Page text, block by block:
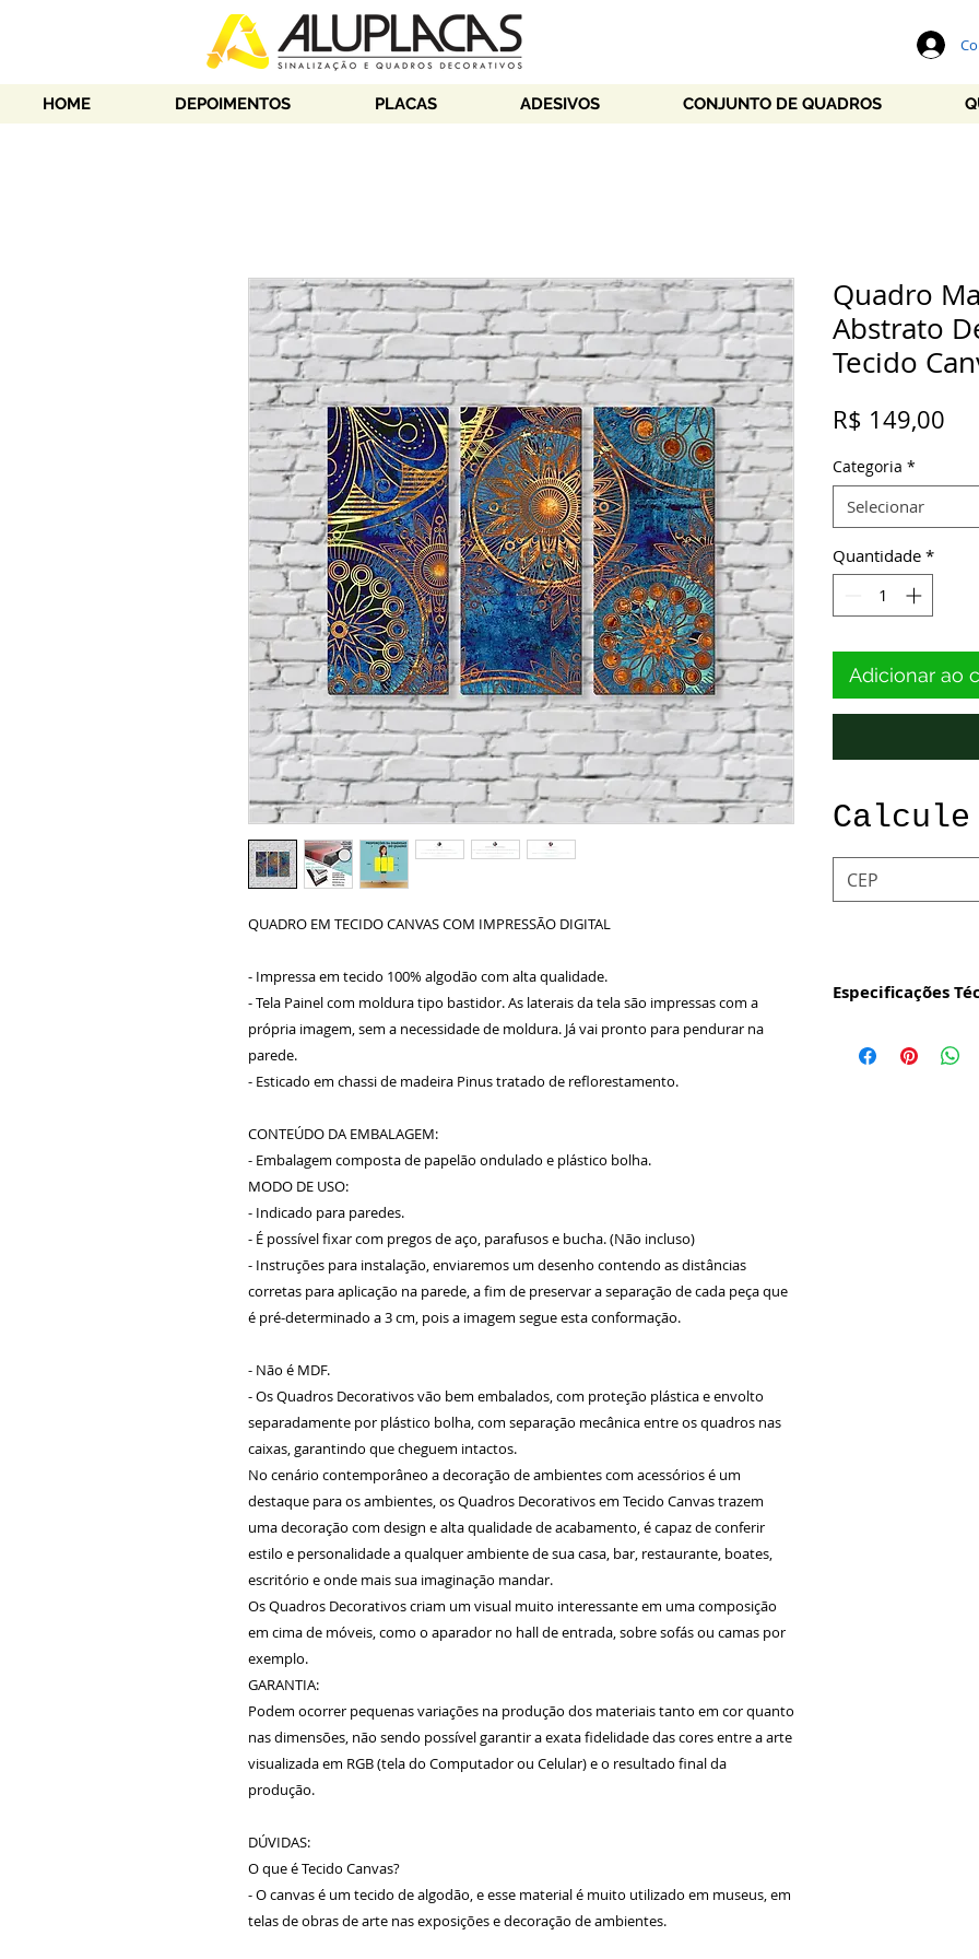
HOME DEPOIMENTOS PLACAS ADESIVOS CONJUNTO DE QUADROS
QUADRO EM TECIDO CANVAS COM IMPRESSÃO DIGITAL
- Impressa em tecido 100% algodão com alta qualidade.
- Tela Painel com moldura tipo bastidor. As laterais da tela são impressas com a
própria imagem, sem a necessidade de moldura. Já vai pronto para pendurar na
parede.
- Esticado em chassi de madeira Pinus tratado de reflorestamento.
CONTEÚDO DA EMBALAGEM:
- Embalagem composta de papelão ondulado e plástico bolha.
MODO DE USO:
- Indicado para paredes.
- É possível fixar com pregos de aço, parafusos e bucha. (Não incluso)
- Instruções para instalação, enviaremos um desenho contendo as distâncias
corretas para aplicação na parede, a fim de preservar a separação de cada peça que
é pré-determinado a 3 cm, pois a imagem segue esta conformação.
- Não é MDF.
- Os Quadros Decorativos vão bem embalados, com proteção plástica e envolto
separadamente por plástico bolha, com separação mecânica entre os quadros nas
caixas, garantindo que cheguem intactos.
No cenário contemporâneo a decoração de ambientes com acessórios é um
destaque para os ambientes, os Quadros Decorativos em Tecido Canvas trazem
uma decoração com design e alta qualidade de acabamento, é capaz de conferir
estilo e personalidade a qualquer ambiente de sua casa, bar, restaurante, boates,
escritório e onde mais sua imaginação mandar.
Os Quadros Decorativos criam um visual muito interessante em uma composição
em cima de móveis, como o aparador no hall de entrada, sobre sofás ou camas por
exemplo.
GARANTIA:
Podem ocorrer pequenas variações na produção dos materiais tanto em cor quanto
nas dimensões, não sendo possível garantir a exata fidelidade das cores entre a arte
visualizada em RGB (tela do Computador ou Celular) e o resultado final da
produção.
DÚVIDAS:
O que é Tecido Canvas?
- O canvas é um tecido de algodão, e esse material é muito utilizado em museus, em
telas de obras de arte nas exposições e decoração de ambientes.
Quadro
Abstrato
Tecido
R$ 149,00
Categoria *
Selecionar
Quantidade *
Adicionar ao
Especificações